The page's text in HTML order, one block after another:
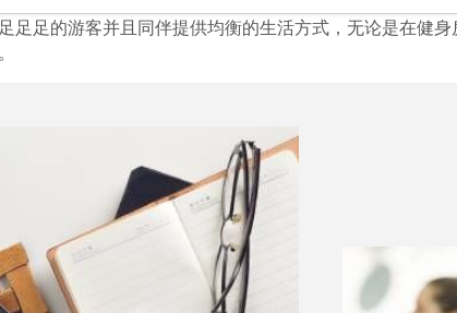
足足的游客并且同伴提供均衡的生活方式，无论是在健